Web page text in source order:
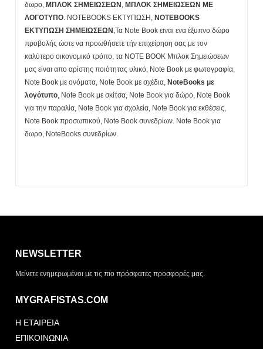
δωρο, ΜΠΛΟΚ ΣΗΜΕΙΩΣΕΩΝ , ΜΠΛΟΚ ΣΗΜΕΙΩΣΕΩΝ ΜΕ
ΛΟΓΟΤΥΠΟ. NOTEBOOKS ΕΚΤΥΠΩΣΗ, NOTEBOOKS
ΕΚΤΥΠΩΣΗ ΣΗΜΕΙΩΣΕΩΝ ,Τα Note Book ειναι ενα έξυπνο δώρο
προβολής ώστε να προωθήσετε τήν επιχείρηση σας με τον
καλύτερο οικονομικό τρόπο, τα NOTE BOOK Μπλοκ Σημειώσεων
μας είναι απο αρίστης ποιότητας υλικό, Note Book με φωτογραφία,
Note Book με ονόματα, Note Book με σχέδια, NoteBooks με
λογότυπο, Note Book με σκίτσα, Note Book για δώρο, Note Book
για την παραλία, Note Book για σχολεία, Note Book για εκθέσεις,
Note Book προσωπικού, Note Book συνεδρίων. Note Book για
δωρο, NoteBooks συνεδρίων.
NEWSLETTER
Μείνετε ενημερωμένοι με τις πιο πρόσφατες προσφορές μας.
MYGRAFISTAS.COM
Η ΕΤΑΙΡΕΙΑ
ΕΠΙΚΟΙΝΩΝΙΑ
ΤΡΌΠΟΣ ΠΑΡΆΔΟΣΗΣ